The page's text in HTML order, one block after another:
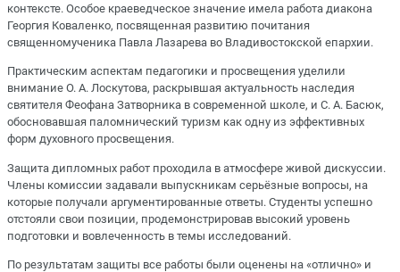
контексте. Особое краеведческое значение имела работа диакона
Георгия Коваленко, посвященная развитию почитания
священномученика Павла Лазарева во Владивостокской епархии.
Практическим аспектам педагогики и просвещения уделили
внимание О. А. Лоскутова, раскрывшая актуальность наследия
святителя Феофана Затворника в современной школе, и С. А. Басюк,
обосновавшая паломнический туризм как одну из эффективных
форм духовного просвещения.
Защита дипломных работ проходила в атмосфере живой дискуссии.
Члены комиссии задавали выпускникам серьёзные вопросы, на
которые получали аргументированные ответы. Студенты успешно
отстояли свои позиции, продемонстрировав высокий уровень
подготовки и вовлеченность в темы исследований.
По результатам защиты все работы были оценены на «отлично» и